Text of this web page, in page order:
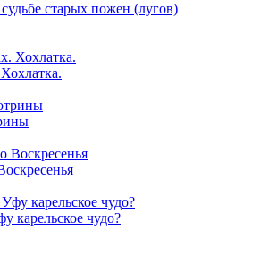
старых пожен (лугов)
карельское чудо?